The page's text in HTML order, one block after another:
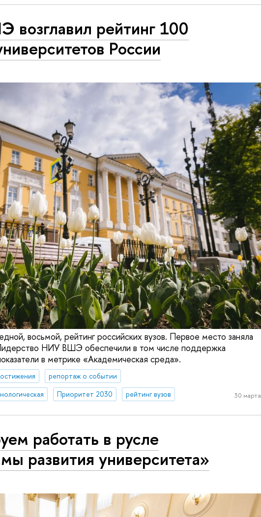
рейтинг 100
России
восьмой, рейтинг российских вузов. Первое место заняла
НИУ ВШЭ обеспечили в том числе поддержка
в метрике «Академическая среда».
репортаж о событии
Приоритет 2030 рейтинг вузов 30 марта
работать в русле
развития университета»